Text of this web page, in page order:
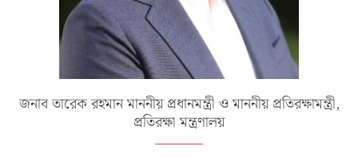
জনাব তারেক রহমান মাননীয় প্রধানমন্ত্রী ও মাননীয় প্রতিরক্ষামন্ত্রী,
প্রতিরক্ষা মন্ত্রণালয়